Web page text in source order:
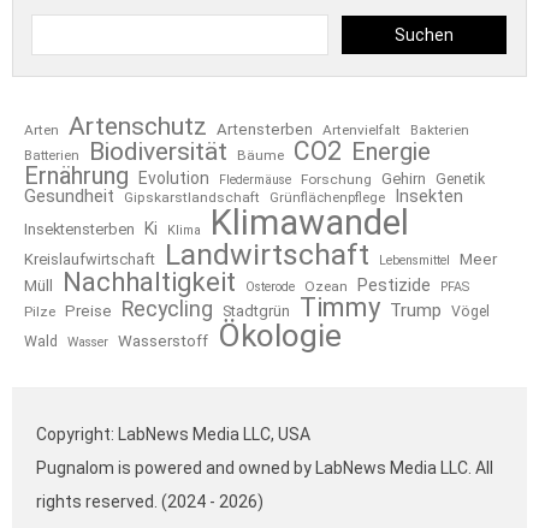
Suchen
Arten Artenschutz Artensterben Artenvielfalt
Bakterien
Batterien
Biodiversität Bäume CO2 Energie
Ernährung
Evolution Fledermäuse Forschung Gehirn Genetik
Gesundheit Gipskarstlandschaft Grünflächenpflege Insekten
Insektensterben Ki Klima Klimawandel
Kreislaufwirtschaft Landwirtschaft Lebensmittel
Meer
Müll
Nachhaltigkeit Osterode Ozean Pestizide PFAS
Pilze Preise Recycling Stadtgrün Timmy Trump
Vögel
Wald
Wasser Wasserstoff Ökologie
Copyright: LabNews Media LLC, USA
Pugnalom is powered and owned by LabNews Media LLC. All
rights reserved. (2024 - 2026)